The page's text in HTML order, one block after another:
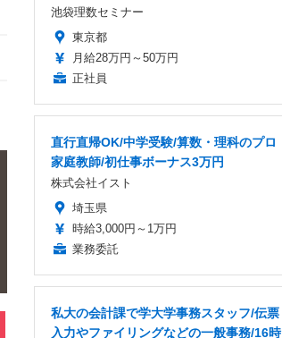
池袋理数セミナー
東京都
月給28万円～50万円
正社員
直行直帰OK/中学受験/算数・理科のプロ
家庭教師/初仕事ボーナス3万円
株式会社イスト
埼玉県
時給3,000円～1万円
業務委託
私大の会計課で学大学事務スタッフ/伝票
入力やファイリングなどの一般事務/16時